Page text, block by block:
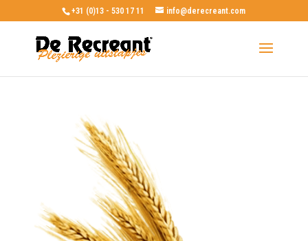
+31 (0)13 - 530 17 11 info@derecreant.com